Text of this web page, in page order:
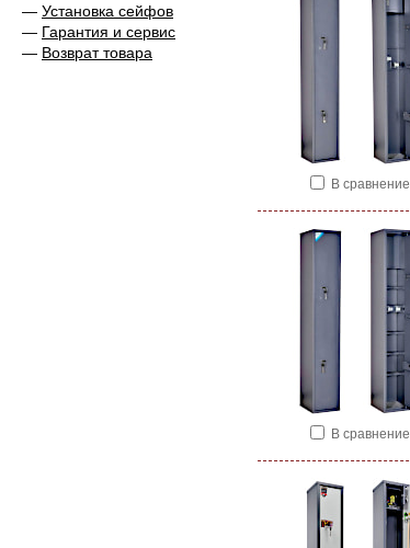
— Установка сейфов
— Гарантия и сервис
— Возврат товара
В сравнение
В сравнение